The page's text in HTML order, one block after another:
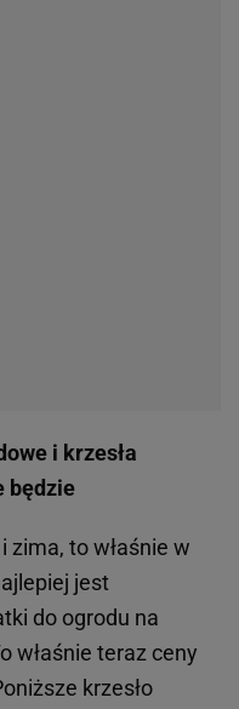
i krzesła
będzie
zima, to właśnie w
jest
do ogrodu na
właśnie teraz ceny
krzesło